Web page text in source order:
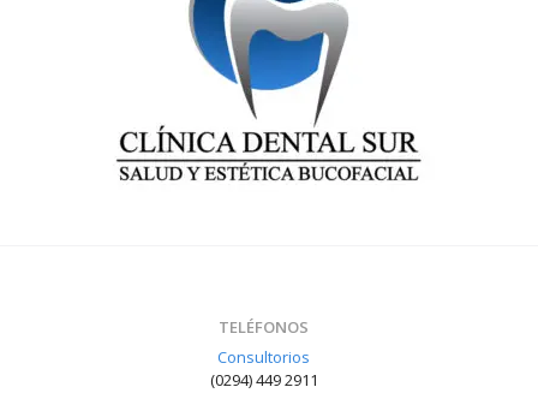
TELÉFONOS
Consultorios
(0294) 449 2911